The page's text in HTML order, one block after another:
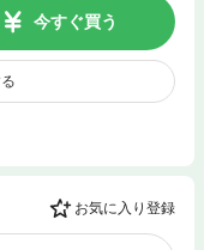
今すぐ買う
お気に入り登録